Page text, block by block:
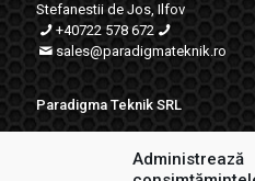
Administrează
Stefanestii de Jos, Ilfov
+40722 578 672
sales@paradigmateknik.ro
Paradigma Teknik SRL